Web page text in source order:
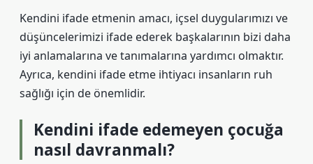
Kendini ifade etmenin amacı, içsel duygularımızı ve
düşüncelerimizi ifade ederek başkalarının bizi daha
iyi anlamalarına ve tanımalarına yardımcı olmaktır.
Ayrıca, kendini ifade etme ihtiyacı insanların ruh
sağlığı için de önemlidir.
Kendini ifade edemeyen çocuğa
nasıl davranmalı?